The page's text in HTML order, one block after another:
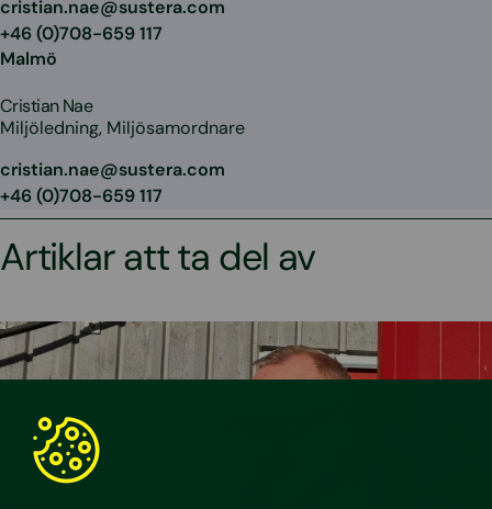
cristian.nae@sustera.com
+46 (0)708-659 117
Malmö
Cristian Nae
Miljöledning, Miljösamordnare
cristian.nae@sustera.com
+46 (0)708-659 117
Artiklar att ta del av